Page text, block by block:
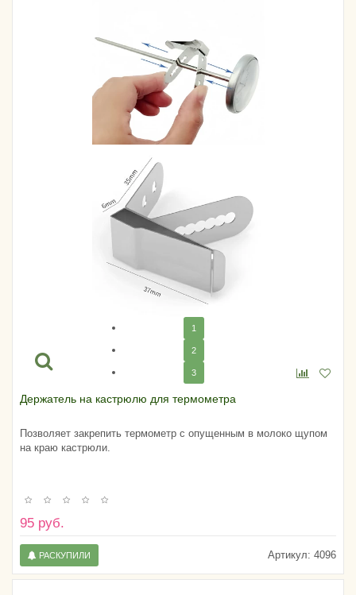
1
2
3
Держатель на кастрюлю для термометра
Позволяет закрепить термометр с опущенным в молоко щупом
на краю кастрюли.
95 руб.
Артикул: 4096
РАСКУПИЛИ